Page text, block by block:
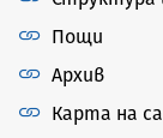
Пощи
Архив
Карта на